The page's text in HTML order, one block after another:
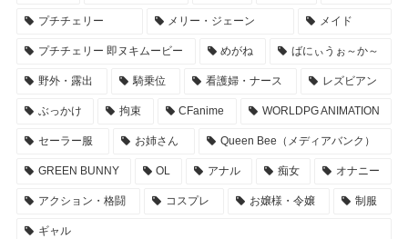
プチチェリー メリー・ジェーン メイド
プチチェリー 即ヌキムービー めがね ばにぃうぉ～か～
野外・露出 騎乗位 看護婦・ナース レズビアン
ぶっかけ 拘束 CFanime WORLDPG ANIMATION
セーラー服 お姉さん Queen Bee（メディアバンク）
GREEN BUNNY OL アナル 痴女 オナニー
アクション・格闘 コスプレ お嬢様・令嬢 制服
ギャル